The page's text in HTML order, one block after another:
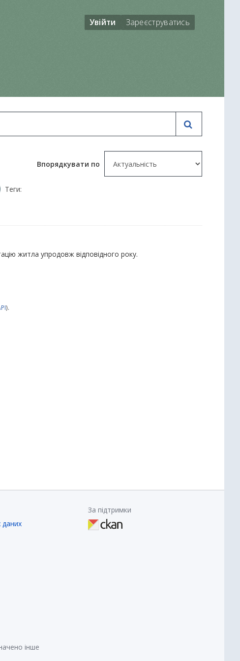
Увійти Зареєструватись
Впорядкувати по
Теги:
житла упродовж відповідного року.
).
даних
За підтримки
інше